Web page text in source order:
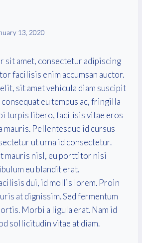
13, 2020
sit amet, consectetur adipiscing
facilisis enim accumsan auctor.
sit amet vehicula diam suscipit
consequat eu tempus ac, fringilla
turpis libero, facilisis vitae eros
mauris. Pellentesque id cursus
ut urna id consectetur.
mauris nisl, eu porttitor nisi
eu blandit erat.
dui, id mollis lorem. Proin
at dignissim. Sed fermentum
Morbi a ligula erat. Nam id
sollicitudin vitae at diam.